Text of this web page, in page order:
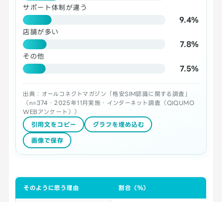
サポート体制が違う
9.4%
店舗が多い
7.8%
その他
7.5%
出典：オールコネクトマガジン「格安SIM認識に関する調査」
（n=374・2025年11月実施・インターネット調査（QIQUMO
WEBアンケート））
引用文をコピー グラフを埋め込む
画像で保存
そのように思う理由 割合（％）